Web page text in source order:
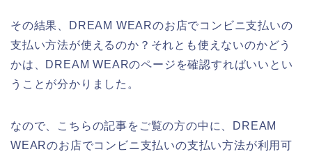
その結果、DREAM WEARのお店でコンビニ支払いの
支払い方法が使えるのか？それとも使えないのかどう
かは、DREAM WEARのページを確認すればいいとい
うことが分かりました。
なので、こちらの記事をご覧の方の中に、DREAM
WEARのお店でコンビニ支払いの支払い方法が利用可